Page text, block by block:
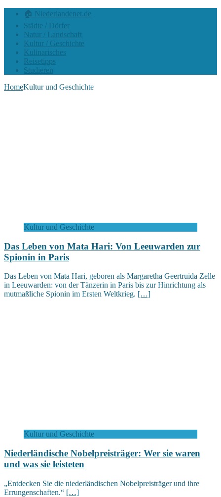
🏠 Niederlandenet.de
Städte / Dörfer
Natur / Landschaft
Kultur / Geschichte
Kulinarisches
Reisetipps
Studieren
HomeKultur und Geschichte
Kultur und Geschichte
Das Leben von Mata Hari: Von Leeuwarden zur
Spionin in Paris
Das Leben von Mata Hari, geboren als Margaretha Geertruida Zelle
in Leeuwarden: von der Tänzerin in Paris bis zur Hinrichtung als
mutmaßliche Spionin im Ersten Weltkrieg. […]
Kultur und Geschichte
Niederländische Nobelpreisträger: Wer sie waren
und was sie leisteten
„Entdecken Sie die niederländischen Nobelpreisträger und ihre
Errungenschaften.“ […]